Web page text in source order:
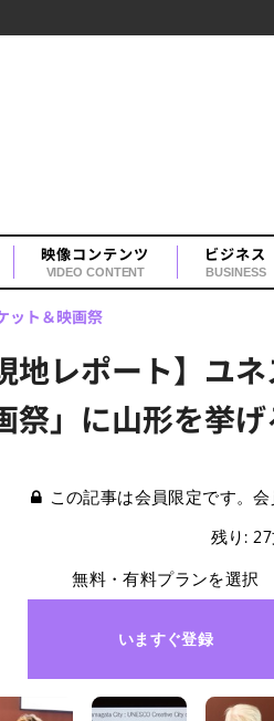
映像コンテンツ
VIDEO CONTENT
ビジネス
BUSINESS
地レポート】ユ
祭」に山形を挙
ット＆映画祭
この記事は会員限定です。
残り:
無料・有料プランを選択
いますぐ登録